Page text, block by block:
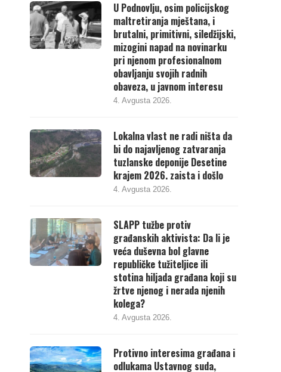
U Podnovlju, osim policijskog
maltretiranja mještana, i
brutalni, primitivni, siledžijski,
mizogini napad na novinarku
pri njenom profesionalnom
obavljanju svojih radnih
obaveza, u javnom interesu
4. Avgusta 2026.
Lokalna vlast ne radi ništa da
bi do najavljenog zatvaranja
tuzlanske deponije Desetine
krajem 2026. zaista i došlo
4. Avgusta 2026.
SLAPP tužbe protiv
građanskih aktivista: Da li je
veća duševna bol glavne
republičke tužiteljice ili
stotina hiljada građana koji su
žrtve njenog i nerada njenih
kolega?
4. Avgusta 2026.
Protivno interesima građana i
odlukama Ustavnog suda,